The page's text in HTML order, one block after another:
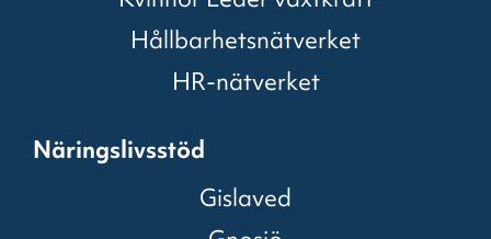
Hållbarhetsnätverket
HR-nätverket
Näringslivsstöd
Gislaved